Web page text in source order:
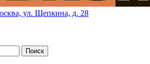
ул. Щепкина, д. 28